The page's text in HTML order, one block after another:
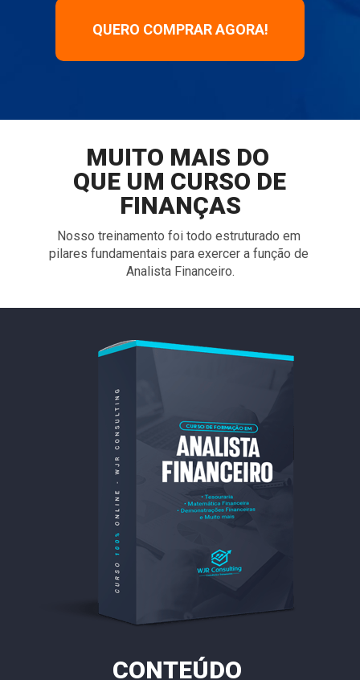
QUERO COMPRAR AGORA!
Nosso treinamento foi todo estruturado em
pilares fundamentais para exercer a função de
Analista Financeiro.
MUITO MAIS DO
QUE UM CURSO DE
FINANÇAS
CONTEÚDO